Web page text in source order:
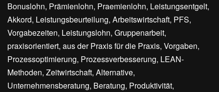
Bonuslohn, Prämienlohn, Praemienlohn, Leistungsentgelt,
Akkord, Leistungsbeurteilung, Arbeitswirtschaft, PFS,
Vorgabezeiten, Leistungslohn, Gruppenarbeit,
praxisorientiert, aus der Praxis für die Praxis, Vorgaben,
Prozessoptimierung, Prozessverbesserung, LEAN-
Methoden, Zeitwirtschaft, Alternative,
Unternehmensberatung, Beratung, Produktivität,